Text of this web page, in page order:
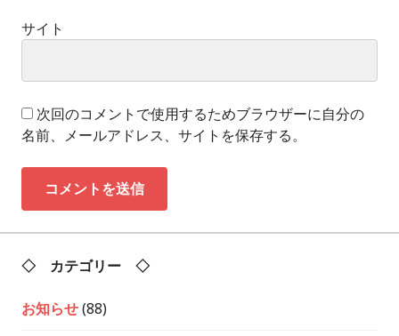
サイト
次回のコメントで使用するためブラウザーに自分の
名前、メールアドレス、サイトを保存する。
◇ カテゴリー ◇
お知らせ(88)